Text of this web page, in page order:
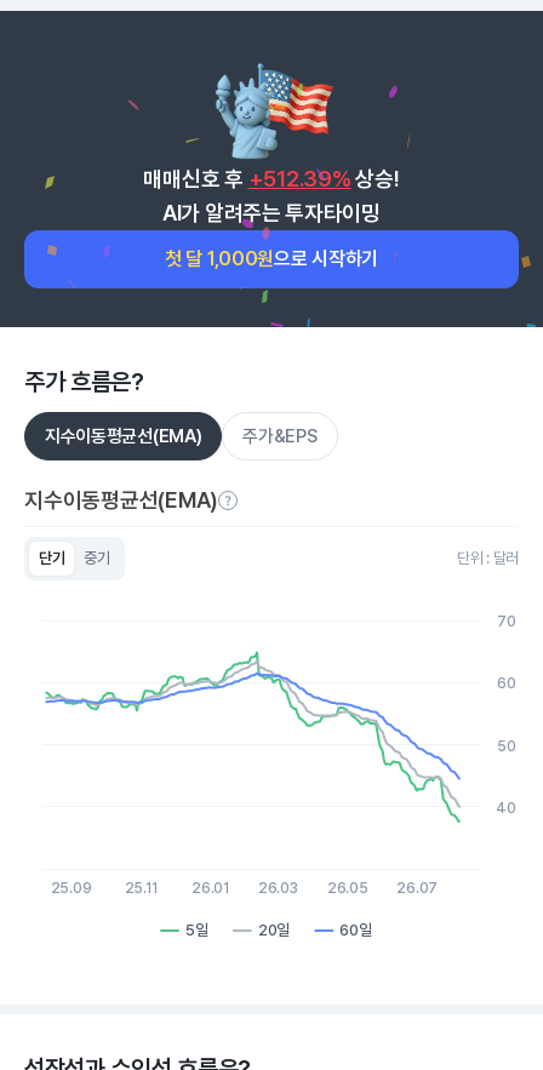
매매신호 후 +512.39% 상승!
AI가 알려주는 투자타이밍
첫 달 1,000원으로 시작하기
주가 흐름은?
지수이동평균선(EMA) 주가&EPS
지수이동평균선(EMA)
단기 중기 단위 : 달러
The chart has 1 X axis displaying Time. Data ranges from
The chart has 1 Y axis displaying values. Data ranges from
5일 20일 60일
25.09 25.11 26.01 26.03 26.05 26.07
40
50
60
70